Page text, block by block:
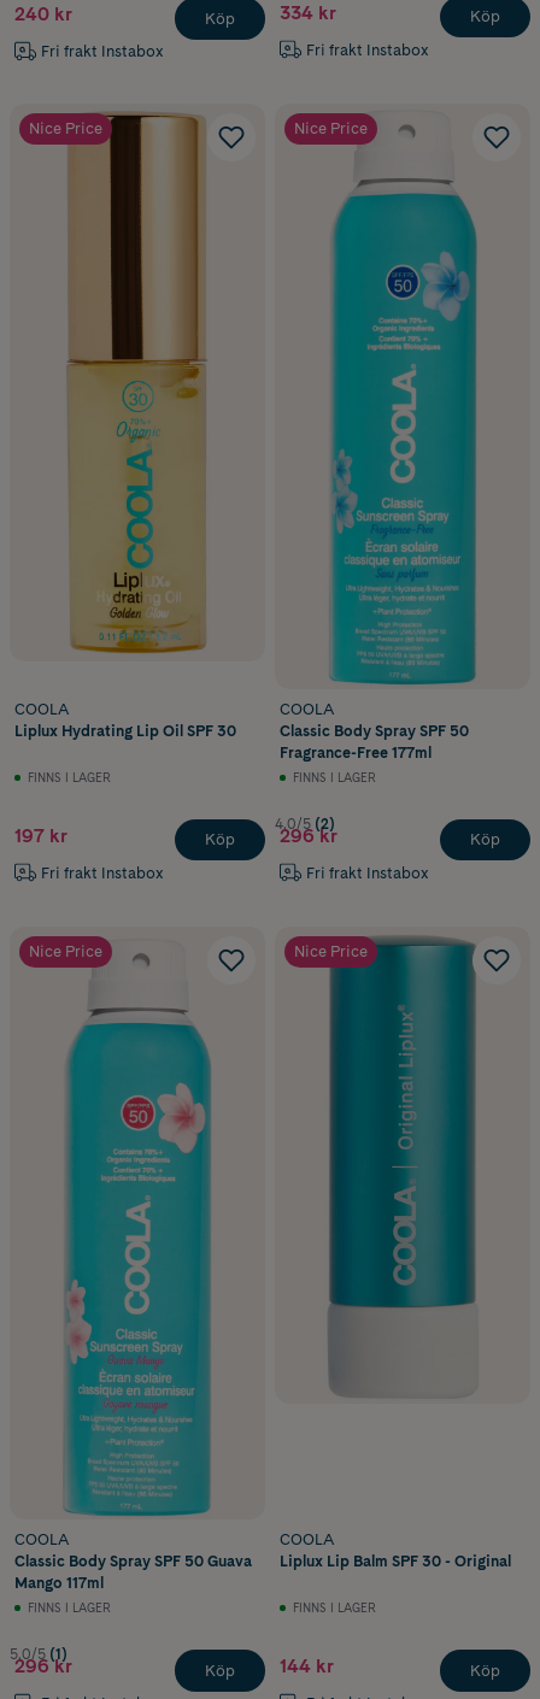
240 kr
Fri frakt Instabox
Köp 334 kr
Fri frakt Instabox
Köp
Nice Price
COOLA
Liplux Hydrating Lip Oil SPF 30
FINNS I LAGER
197 kr
Fri frakt Instabox
Köp
Nice Price
COOLA
Classic Body Spray SPF 50
Fragrance-Free 177ml
FINNS I LAGER
4.0/5 (2)
296 kr
Fri frakt Instabox
Köp
Nice Price
COOLA
Classic Body Spray SPF 50 Guava
Mango 117ml
FINNS I LAGER
5.0/5 (1)
296 kr Köp
Nice Price
COOLA
Liplux Lip Balm SPF 30 - Original
FINNS I LAGER
144 kr Köp